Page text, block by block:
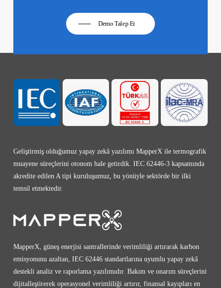
Demo Talep Et
Geliştirmiş olduğumuz yapay zekâ yazılımı MapperX ile termografik
muayene süreçlerini otonom hale getirdik. IEC 62446-3 kapsamında
akredite edilen A tipi kuruluşumuz, bu yönüyle sektörde bir ilki
temsil etmektedir.
MapperX, güneş enerjisi santrallerinde verimliliği artırarak karbon
emisyonunu azaltan, IEC 62446 standartlarına uyumlu yapay zekâ
destekli analiz ve raporlama yazılımıdır. Bakım ve onarım süreçlerini
dijitalleştirerek operasyonel verimliliği artırır, finansal kayıpları en